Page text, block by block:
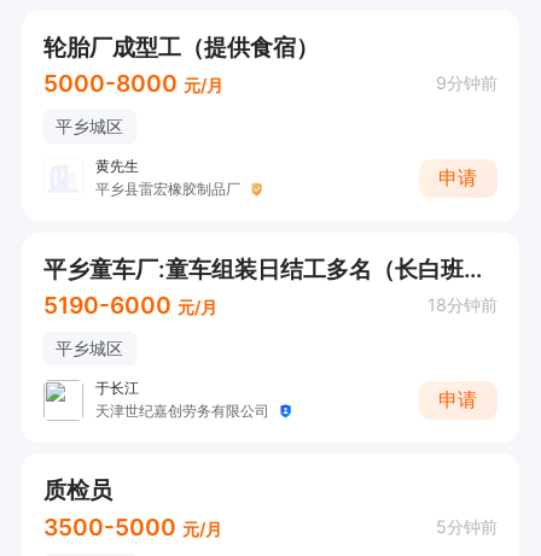
轮胎厂成型工（提供食宿）
5000-8000 元/月 9分钟前
平乡城区
黄先生
平乡县雷宏橡胶制品厂
申请
平乡童车厂:童车组装日结工多名（长白班，不要学生工）
5190-6000 元/月 18分钟前
平乡城区
于长江
天津世纪嘉创劳务有限公司
申请
质检员
3500-5000 元/月 5分钟前